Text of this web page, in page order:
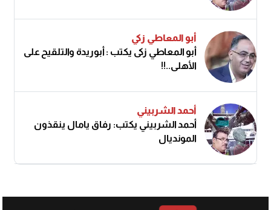
أبو المعاطي زكي
أبو المعاطي زكى يكتب : أبوريدة والتلقيح على
الأهلى..!!
أحمد الشربيني
أحمد الشربيني يكتب: رفاق يامال ينقذون
المونديال